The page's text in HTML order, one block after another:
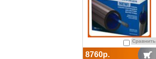
Сравнить
8760р.